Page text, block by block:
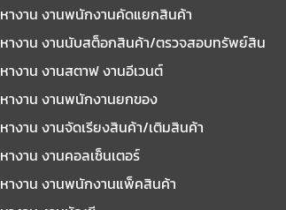
หางาน งานพนักงานคัดแยกสินค้า
หางาน งานนับสต็อกสินค้า/ตรวจสอบทรัพย์สิน
หางาน งานสตาฟ งานอีเวนต์
หางาน งานพนักงานยกของ
หางาน งานจัดเรียงสินค้า/เติมสินค้า
หางาน งานคอลเซ็นเตอร์
หางาน งานพนักงานแพ็คสินค้า